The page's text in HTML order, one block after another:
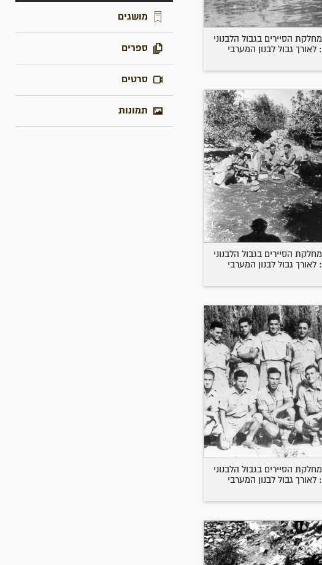
מחלקת הסיירים בגבול הלבנוני
: לאורך גבול לבנון המערבי
מחלקת הסיירים בגבול הלבנוני
: לאורך גבול לבנון המערבי
מחלקת הסיירים בגבול הלבנוני
: לאורך גבול לבנון המערבי
מושגים
ספרים
סרטים
תמונות